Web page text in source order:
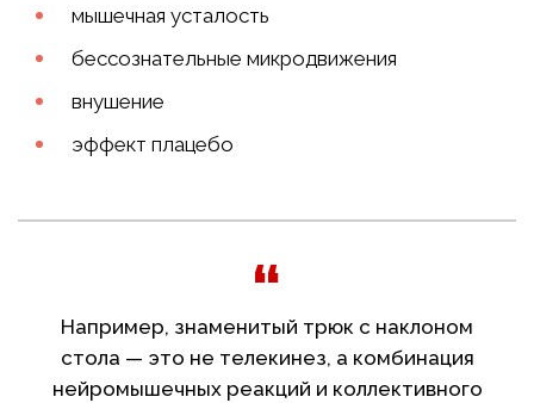
мышечная усталость
бессознательные микродвижения
внушение
эффект плацебо
Например, знаменитый трюк с наклоном
стола — это не телекинез, а комбинация
нейромышечных реакций и коллективного